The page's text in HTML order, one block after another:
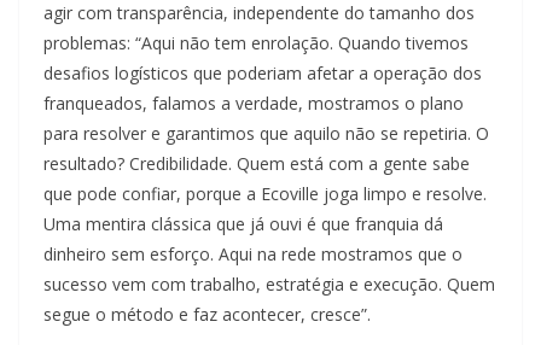
agir com transparência, independente do tamanho dos
problemas: “Aqui não tem enrolação. Quando tivemos
desafios logísticos que poderiam afetar a operação dos
franqueados, falamos a verdade, mostramos o plano
para resolver e garantimos que aquilo não se repetiria. O
resultado? Credibilidade. Quem está com a gente sabe
que pode confiar, porque a Ecoville joga limpo e resolve.
Uma mentira clássica que já ouvi é que franquia dá
dinheiro sem esforço. Aqui na rede mostramos que o
sucesso vem com trabalho, estratégia e execução. Quem
segue o método e faz acontecer, cresce”.